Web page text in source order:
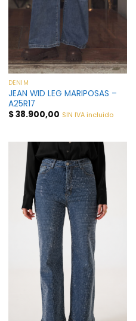
DENIM
JEAN WID LEG MARIPOSAS –
A25R17
$38.900,00 SIN IVA incluido